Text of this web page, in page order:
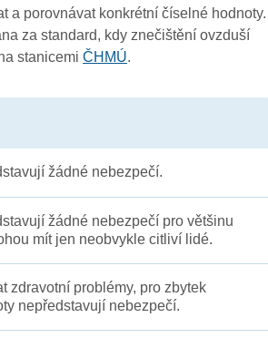
a porovnávat konkrétní číselné hodnoty.
za standard, kdy znečištění ovzduší
stanicemiČHMÚ.
žádné nebezpečí.
žádné nebezpečí pro většinu
mít jen neobvykle citliví lidé.
zdravotní problémy, pro zbytek
nepředstavují nebezpečí.